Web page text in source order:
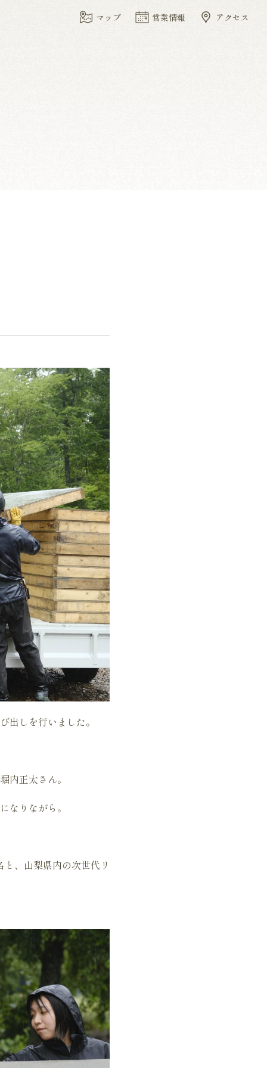
マップ 営業情報 アクセス
出しを行いました。
内正太さん。
なりながら。
と、山梨県内の次世代リ